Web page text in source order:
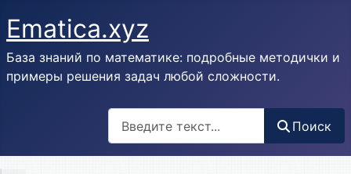
Ematica.xyz
База знаний по математике: подробные методички и
примеры решения задач любой сложности.
Поиск